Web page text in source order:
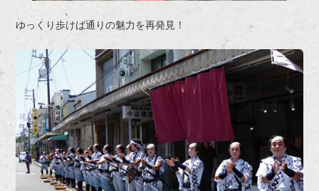
ゆっくり歩けば通りの魅力を再発見！